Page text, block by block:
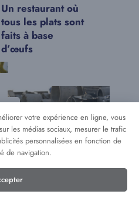
Un restaurant où
tous les plats sont
faits à base
d’œufs
votre expérience en ligne, vous
les médias sociaux, mesurer le trafic
personnalisées en fonction de
de navigation.